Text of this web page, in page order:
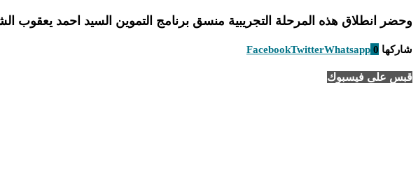
وحضر انطلاق هذه المرحلة التجريبية منسق برنامج التموين السيد احمد يعقوب
شاركها 0
FacebookTwitterWhatsapp
قبس على فيسبوك